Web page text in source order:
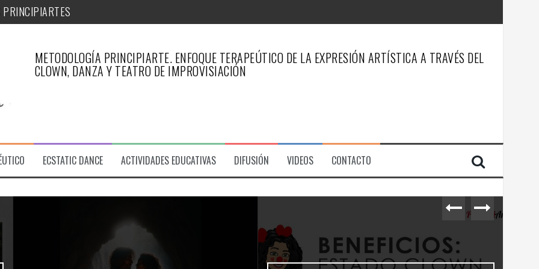
DE PRINCIPIARTE-ARTICULO REVISTA ESFINGE
METODOLOGÍA PRINCIPIARTE. ENFOQUE TERAPEÚTICO DE LA EXPRESIÓN ARTÍSTICA A TRAVÉS DEL
CLOWN, DANZA Y TEATRO DE IMPROVISIACIÓN
ECSTATIC DANCE ACTIVIDADES EDUCATIVAS DIFUSIÓN VIDEOS CONTACTO